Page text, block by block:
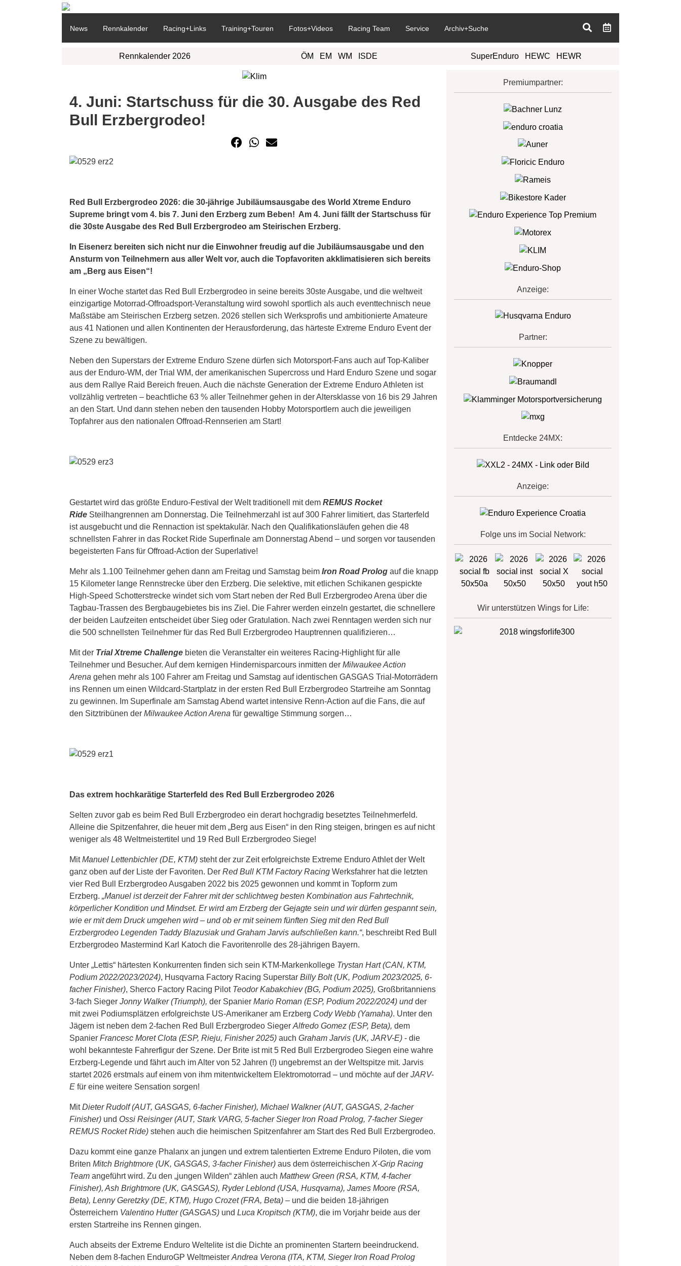
News Rennkalender Racing+Links Training+Touren Fotos+Videos Racing Team Service Archiv+Suche
Rennkalender 2026 ÖM EM WM ISDE SuperEnduro HEWC HEWR
4. Juni: Startschuss für die 30. Ausgabe des Red
Bull Erzbergrodeo!
Red Bull Erzbergrodeo 2026: die 30-jährige Jubiläumsausgabe des World Xtreme Enduro
Supreme bringt vom 4. bis 7. Juni den Erzberg zum Beben! Am 4. Juni fällt der Startschuss für
die 30ste Ausgabe des Red Bull Erzbergrodeo am Steirischen Erzberg.
In Eisenerz bereiten sich nicht nur die Einwohner freudig auf die Jubiläumsausgabe und den
Ansturm von Teilnehmern aus aller Welt vor, auch die Topfavoriten akklimatisieren sich bereits
am „Berg aus Eisen“!
In einer Woche startet das Red Bull Erzbergrodeo in seine bereits 30ste Ausgabe, und die weltweit
einzigartige Motorrad-Offroadsport-Veranstaltung wird sowohl sportlich als auch eventtechnisch neue
Maßstäbe am Steirischen Erzberg setzen. 2026 stellen sich Werksprofis und ambitionierte Amateure
aus 41 Nationen und allen Kontinenten der Herausforderung, das härteste Extreme Enduro Event der
Szene zu bewältigen.
Neben den Superstars der Extreme Enduro Szene dürfen sich Motorsport-Fans auch auf Top-Kaliber
aus der Enduro-WM, der Trial WM, der amerikanischen Supercross und Hard Enduro Szene und sogar
aus dem Rallye Raid Bereich freuen. Auch die nächste Generation der Extreme Enduro Athleten ist
vollzählig vertreten – beachtliche 63 % aller Teilnehmer gehen in der Altersklasse von 16 bis 29 Jahren
an den Start. Und dann stehen neben den tausenden Hobby Motorsportlern auch die jeweiligen
Topfahrer aus den nationalen Offroad-Rennserien am Start!
Gestartet wird das größte Enduro-Festival der Welt traditionell mit dem REMUS Rocket
Ride Steilhangrennen am Donnerstag. Die Teilnehmerzahl ist auf 300 Fahrer limitiert, das Starterfeld
ist ausgebucht und die Rennaction ist spektakulär. Nach den Qualifikationsläufen gehen die 48
schnellsten Fahrer in das Rocket Ride Superfinale am Donnerstag Abend – und sorgen vor tausenden
begeisterten Fans für Offroad-Action der Superlative!
Mehr als 1.100 Teilnehmer gehen dann am Freitag und Samstag beim Iron Road Prolog auf die knapp
15 Kilometer lange Rennstrecke über den Erzberg. Die selektive, mit etlichen Schikanen gespickte
High-Speed Schotterstrecke windet sich vom Start neben der Red Bull Erzbergrodeo Arena über die
Tagbau-Trassen des Bergbaugebietes bis ins Ziel. Die Fahrer werden einzeln gestartet, die schnellere
der beiden Laufzeiten entscheidet über Sieg oder Gratulation. Nach zwei Renntagen werden sich nur
die 500 schnellsten Teilnehmer für das Red Bull Erzbergrodeo Hauptrennen qualifizieren…
Mit der Trial Xtreme Challenge bieten die Veranstalter ein weiteres Racing-Highlight für alle
Teilnehmer und Besucher. Auf dem kernigen Hindernisparcours inmitten der Milwaukee Action
Arena gehen mehr als 100 Fahrer am Freitag und Samstag auf identischen GASGAS Trial-Motorrädern
ins Rennen um einen Wildcard-Startplatz in der ersten Red Bull Erzbergrodeo Startreihe am Sonntag
zu gewinnen. Im Superfinale am Samstag Abend wartet intensive Renn-Action auf die Fans, die auf
den Sitztribünen der Milwaukee Action Arena für gewaltige Stimmung sorgen…
Das extrem hochkarätige Starterfeld des Red Bull Erzbergrodeo 2026
Selten zuvor gab es beim Red Bull Erzbergrodeo ein derart hochgradig besetztes Teilnehmerfeld.
Alleine die Spitzenfahrer, die heuer mit dem „Berg aus Eisen“ in den Ring steigen, bringen es auf nicht
weniger als 48 Weltmeistertitel und 19 Red Bull Erzbergrodeo Siege!
MitManuel Lettenbichler (DE, KTM) steht der zur Zeit erfolgreichste Extreme Enduro Athlet der Welt
ganz oben auf der Liste der Favoriten. Der Red Bull KTM Factory Racing Werksfahrer hat die letzten
vier Red Bull Erzbergrodeo Ausgaben 2022 bis 2025 gewonnen und kommt in Topform zum
Erzberg. „Manuel ist derzeit der Fahrer mit der schlichtweg besten Kombination aus Fahrtechnik,
körperlicher Kondition und Mindset. Er wird am Erzberg der Gejagte sein und wir dürfen gespannt sein,
wie er mit dem Druck umgehen wird – und ob er mit seinem fünften Sieg mit den Red Bull
Erzbergrodeo Legenden Taddy Blazusiak und Graham Jarvis aufschließen kann.“, beschreibt Red Bull
Erzbergrodeo Mastermind Karl Katoch die Favoritenrolle des 28-jährigen Bayern.
Unter „Lettis“ härtesten Konkurrenten finden sich sein KTM-Markenkollege Trystan Hart (CAN, KTM,
Podium 2022/2023/2024), Husqvarna Factory Racing Superstar Billy Bolt (UK, Podium 2023/2025, 6-
facher Finisher), Sherco Factory Racing Pilot Teodor Kabakchiev (BG, Podium 2025), Großbritanniens
3-fach Sieger Jonny Walker (Triumph), der Spanier Mario Roman (ESP, Podium 2022/2024) undder
mit zwei Podiumsplätzen erfolgreichste US-Amerikaner am Erzberg Cody Webb (Yamaha). Unter den
Jägern ist neben dem 2-fachen Red Bull Erzbergrodeo Sieger Alfredo Gomez (ESP, Beta), dem
Spanier Francesc Moret Clota (ESP, Rieju, Finisher 2025) auch Graham Jarvis (UK, JARV-E) - die
wohl bekannteste Fahrerfigur der Szene. Der Brite ist mit 5 Red Bull Erzbergrodeo Siegen eine wahre
Erzberg-Legende und fährt auch im Alter von 52 Jahren (!) ungebremst an der Weltspitze mit. Jarvis
startet 2026 erstmals auf einem von ihm mitentwickeltem Elektromotorrad – und möchte auf der JARV-
E für eine weitere Sensation sorgen!
MitDieter Rudolf (AUT, GASGAS, 6-facher Finisher), Michael Walkner (AUT, GASGAS, 2-facher
Finisher) und Ossi Reisinger (AUT, Stark VARG, 5-facher Sieger Iron Road Prolog, 7-facher Sieger
REMUS Rocket Ride) stehen auch die heimischen Spitzenfahrer am Start des Red Bull Erzbergrodeo.
Dazu kommt eine ganze Phalanx an jungen und extrem talentierten Extreme Enduro Piloten, die vom
Briten Mitch Brightmore (UK, GASGAS, 3-facher Finisher) aus dem österreichischen X-Grip Racing
Team angeführt wird. Zu den „jungen Wilden“ zählen auch Matthew Green (RSA, KTM, 4-facher
Finisher), Ash Brightmore (UK, GASGAS), Ryder Leblond (USA, Husqvarna), James Moore (RSA,
Beta), Lenny Geretzky (DE, KTM), Hugo Crozet (FRA, Beta) – und die beiden 18-jährigen
Österreichern Valentino Hutter (GASGAS) und Luca Kropitsch (KTM), die im Vorjahr beide aus der
ersten Startreihe ins Rennen gingen.
Auch abseits der Extreme Enduro Weltelite ist die Dichte an prominenten Startern beeindruckend.
Neben dem 8-fachen EnduroGP Weltmeister Andrea Verona (ITA, KTM, Sieger Iron Road Prolog
Premiumpartner:
Anzeige:
Partner:
Entdecke 24MX:
Anzeige:
Folge uns im Social Network:
Wir unterstützen Wings for Life: